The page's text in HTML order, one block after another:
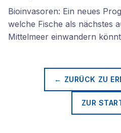
Bioinvasoren: Ein neues
welche Fische als nächstes
Mittelmeer einwandern
← ZURÜCK ZU
ZUR